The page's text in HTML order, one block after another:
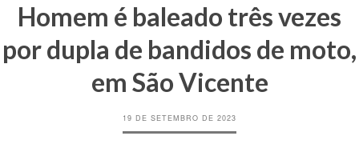
Homem é baleado três vezes
por dupla de bandidos de moto,
em São Vicente
19 DE SETEMBRO DE 2023